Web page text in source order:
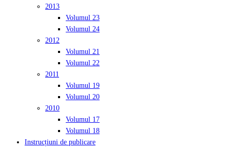
2013
Volumul 23
Volumul 24
2012
Volumul 21
Volumul 22
2011
Volumul 19
Volumul 20
2010
Volumul 17
Volumul 18
Instrucțiuni de publicare